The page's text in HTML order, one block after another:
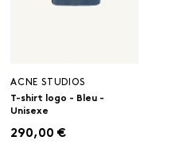
ACNE STUDIOS
T-shirt logo - Bleu -
Unisexe
290,00 €